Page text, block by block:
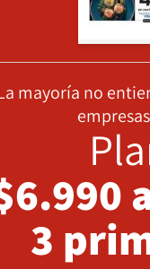
mayoría no
3